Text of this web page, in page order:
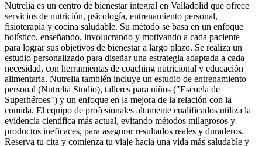
Nutrelia es un centro de bienestar integral en Valladolid que ofrece
servicios de nutrición, psicología, entrenamiento personal,
fisioterapia y cocina saludable. Su método se basa en un enfoque
holístico, enseñando, involucrando y motivando a cada paciente
para lograr sus objetivos de bienestar a largo plazo. Se realiza un
estudio personalizado para diseñar una estrategia adaptada a cada
necesidad, con herramientas de coaching nutricional y educación
alimentaria. Nutrelia también incluye un estudio de entrenamiento
personal (Nutrelia Studio), talleres para niños ("Escuela de
Superhéroes") y un enfoque en la mejora de la relación con la
comida. El equipo de profesionales altamente cualificados utiliza la
evidencia científica más actual, evitando métodos milagrosos y
productos ineficaces, para asegurar resultados reales y duraderos.
Reserva tu cita y comienza tu viaje hacia una vida más saludable y